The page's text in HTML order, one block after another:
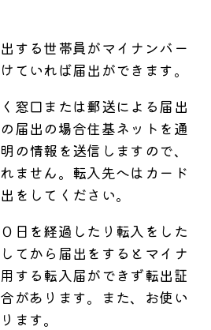
する世帯員がマイナンバー
ていれば届出ができます。
窓口または郵送による届出
届出の場合住基ネットを通
の情報を送信しますので、
ません。転入先へはカード
をしてください。
日を経過したり転入をした
てから届出をするとマイナ
する転入届ができず転出証
があります。また、お使い
ます。